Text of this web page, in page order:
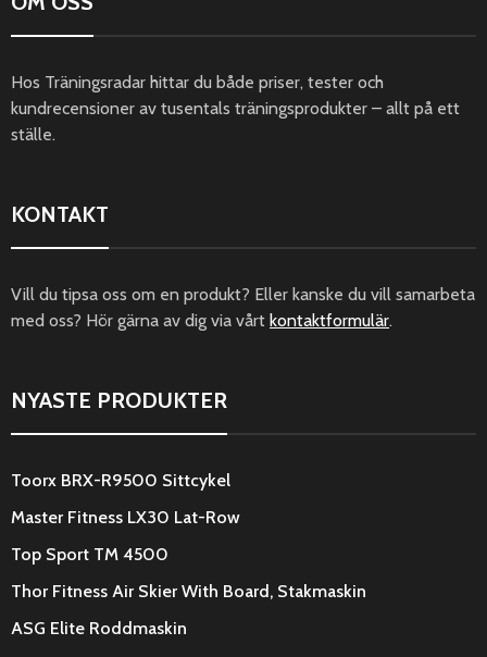
Hos Träningsradar hittar du både priser, tester och
kundrecensioner av tusentals träningsprodukter – allt på ett
ställe.
KONTAKT
Vill du tipsa oss om en produkt? Eller kanske du vill samarbeta
med oss? Hör gärna av dig via vårt kontaktformulär.
NYASTE PRODUKTER
Toorx BRX-R9500 Sittcykel
Master Fitness LX30 Lat-Row
Top Sport TM 4500
Thor Fitness Air Skier With Board, Stakmaskin
ASG Elite Roddmaskin